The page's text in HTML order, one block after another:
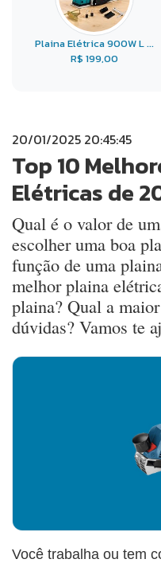
Plaina Elétrica 900W L ...
R$ 199,00
20/01/2025 20:45:45
Top 10
Elétricas de
Qual é o valor de
escolher uma boa
função de uma
melhor plaina
plaina? Qual a
dúvidas? Vamos te
Você trabalha ou tem